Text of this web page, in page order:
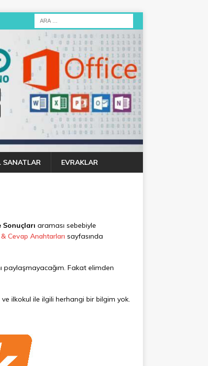
SANATLAR EVRAKLAR
araması sebebiyle
& Cevap Anahtarları sayfasında
paylaşmayacağım. Fakat elimden
ilkokul ile ilgili herhangi bir bilgim yok.